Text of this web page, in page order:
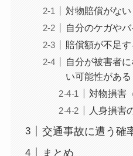
対物賠償がない
自分のケガや
賠償額が不足
自分が被害者
い可能性がある
対物損害
人身損害
交通事故に遭う確
まとめ